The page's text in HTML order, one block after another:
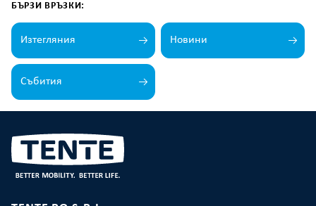
БЪРЗИ ВРЪЗКИ:
Изтегляния Новини
Събития